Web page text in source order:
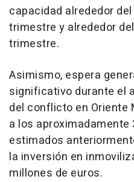
capacidad alrededor
trimestre y alrededor
trimestre.
Asimismo, espera
significativo durante el
del conflicto en Oriente
a los
estimados
la inversión en
millones de euros.